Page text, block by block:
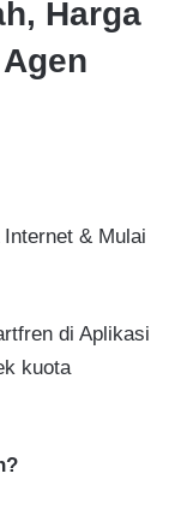
Harga
& Mulai
di Aplikasi
kuota